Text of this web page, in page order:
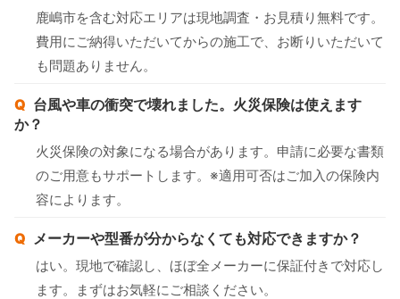
鹿嶋市を含む対応エリアは現地調査・お見積り無料です。
費用にご納得いただいてからの施工で、お断りいただいて
も問題ありません。
台風や車の衝突で壊れました。火災保険は使えます
か？
火災保険の対象になる場合があります。申請に必要な書類
のご用意もサポートします。※適用可否はご加入の保険内
容によります。
メーカーや型番が分からなくても対応できますか？
はい。現地で確認し、ほぼ全メーカーに保証付きで対応し
ます。まずはお気軽にご相談ください。